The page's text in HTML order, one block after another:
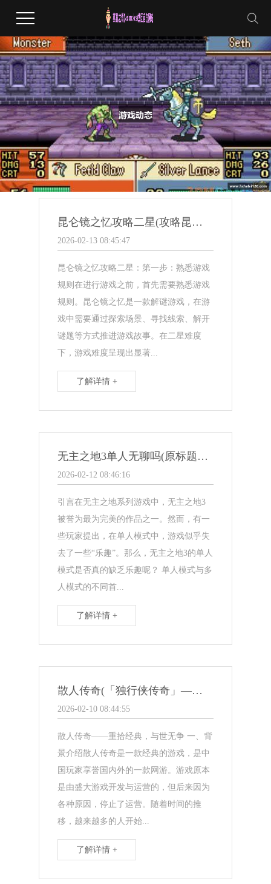
昆仑镜之忆攻略二星(攻略昆仑镜之忆二星难度)
2026-02-13 08:45:47
昆仑镜之忆攻略二星：第一步：熟悉游戏
规则在进行游戏之前，首先需要熟悉游戏
规则。昆仑镜之忆是一款解谜游戏，在游
戏中需要通过探索场景、寻找线索、解开
谜题等方式推进游戏故事。在二星难度
下，游戏难度呈现出显著...
了解详情 +
无主之地3单人无聊吗(原标题：无主之地3单人无聊吗新标题：无聊？无主之地3单人模式让你的游戏体验一次暴走)
2026-02-12 08:46:16
引言在无主之地系列游戏中，无主之地3
被誉为最为完美的作品之一。然而，有一
些玩家提出，在单人模式中，游戏似乎失
去了一些“乐趣”。那么，无主之地3的单人
模式是否真的缺乏乐趣呢？ 单人模式与多
人模式的不同首...
了解详情 +
散人传奇(「独行侠传奇」——重拾经典，与世无争)
2026-02-10 08:44:55
散人传奇——重拾经典，与世无争 一、背
景介绍散人传奇是一款经典的游戏，是中
国玩家享誉国内外的一款网游。游戏原本
是由盛大游戏开发与运营的，但后来因为
各种原因，停止了运营。随着时间的推
移，越来越多的人开始...
了解详情 +